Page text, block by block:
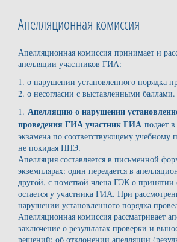
Апелляционная комиссия
Апелляционная комиссия принимает и
апелляции участников ГИА:
1. о нарушении установленного порядка
2. о несогласии с выставленными баллами.
1. Апелляцию о нарушении
проведения ГИА участник ГИА подает
экзамена по соответствующему учебному
не покидая ППЭ.
Апелляция составляется в письменной
экземплярах: один передается в
другой, с пометкой члена ГЭК о принятии
остается у участника ГИА. При
нарушении установленного порядка
Апелляционная комиссия рассматривает
заключение о результатах проверки и
решений: об отклонении апелляции